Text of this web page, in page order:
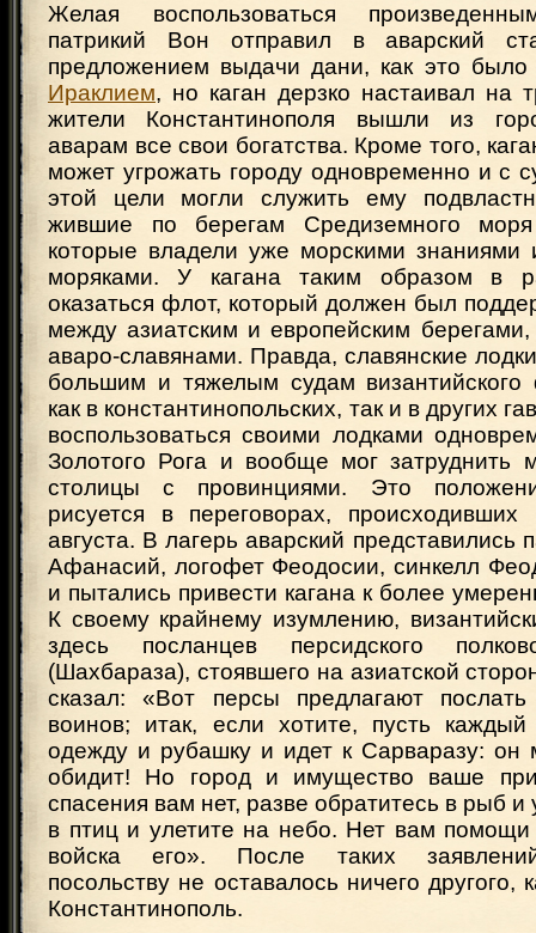
Желая воспользоваться
патрикий Вон отправил в аварский
предложением выдачи дани, как это
Ираклием, но каган дерзко настаивал на
жители Константинополя вышли из
аварам все свои богатства. Кроме того,
может угрожать городу одновременно и с
этой цели могли служить ему
жившие по берегам Средиземного
которые владели уже морскими
моряками. У кагана таким образом в
оказаться флот, который должен был
между азиатским и европейским
аваро-славянами. Правда, славянские
большим и тяжелым судам византийского
как в константинопольских, так и в других
воспользоваться своими лодками
Золотого Рога и вообще мог затруднить
столицы с провинциями. Это
рисуется в переговорах,
августа. В лагерь аварский представились
Афанасий, логофет Феодосии, синкелл
и пытались привести кагана к более
К своему крайнему изумлению,
здесь посланцев персидского
(Шахбараза), стоявшего на азиатской
сказал: «Вот персы предлагают
воинов; итак, если хотите, пусть
одежду и рубашку и идет к Сарваразу: он
обидит! Но город и имущество ваше
спасения вам нет, разве обратитесь в рыб
в птиц и улетите на небо. Нет вам
войска его». После таких
посольству не оставалось ничего другого,
Константинополь.